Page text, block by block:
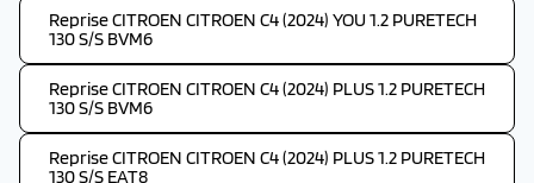
Reprise CITROEN CITROEN C4 (2024) YOU 1.2 PURETECH
130 S/S BVM6
Reprise CITROEN CITROEN C4 (2024) PLUS 1.2 PURETECH
130 S/S BVM6
Reprise CITROEN CITROEN C4 (2024) PLUS 1.2 PURETECH
130 S/S EAT8